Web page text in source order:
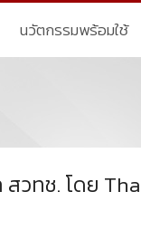
นวัตกรรมพร้อมใช้
วทช. โดย